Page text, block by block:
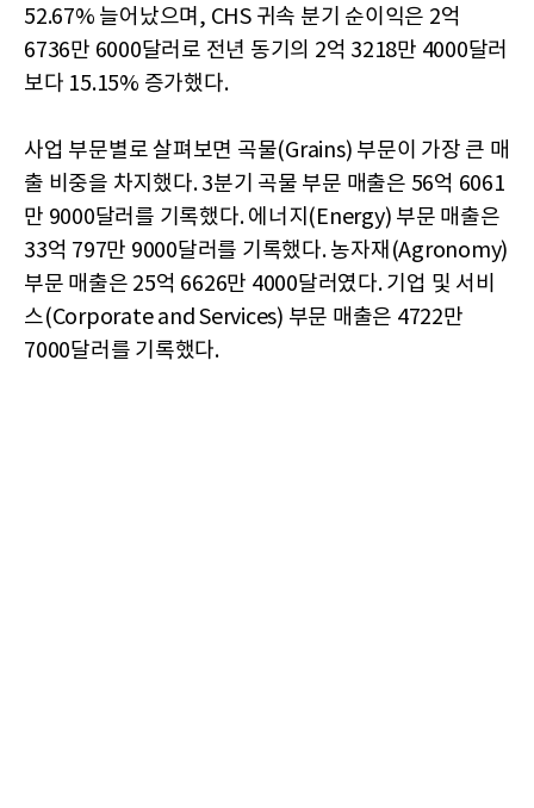
52.67% 늘어났으며, CHS 귀속 분기 순이익은 2억
6736만 6000달러로 전년 동기의 2억 3218만 4000달러
보다 15.15% 증가했다.
사업 부문별로 살펴보면 곡물(Grains) 부문이 가장 큰 매
출 비중을 차지했다. 3분기 곡물 부문 매출은 56억 6061
만 9000달러를 기록했다. 에너지(Energy) 부문 매출은
33억 797만 9000달러를 기록했다. 농자재(Agronomy)
부문 매출은 25억 6626만 4000달러였다. 기업 및 서비
스(Corporate and Services) 부문 매출은 4722만
7000달러를 기록했다.